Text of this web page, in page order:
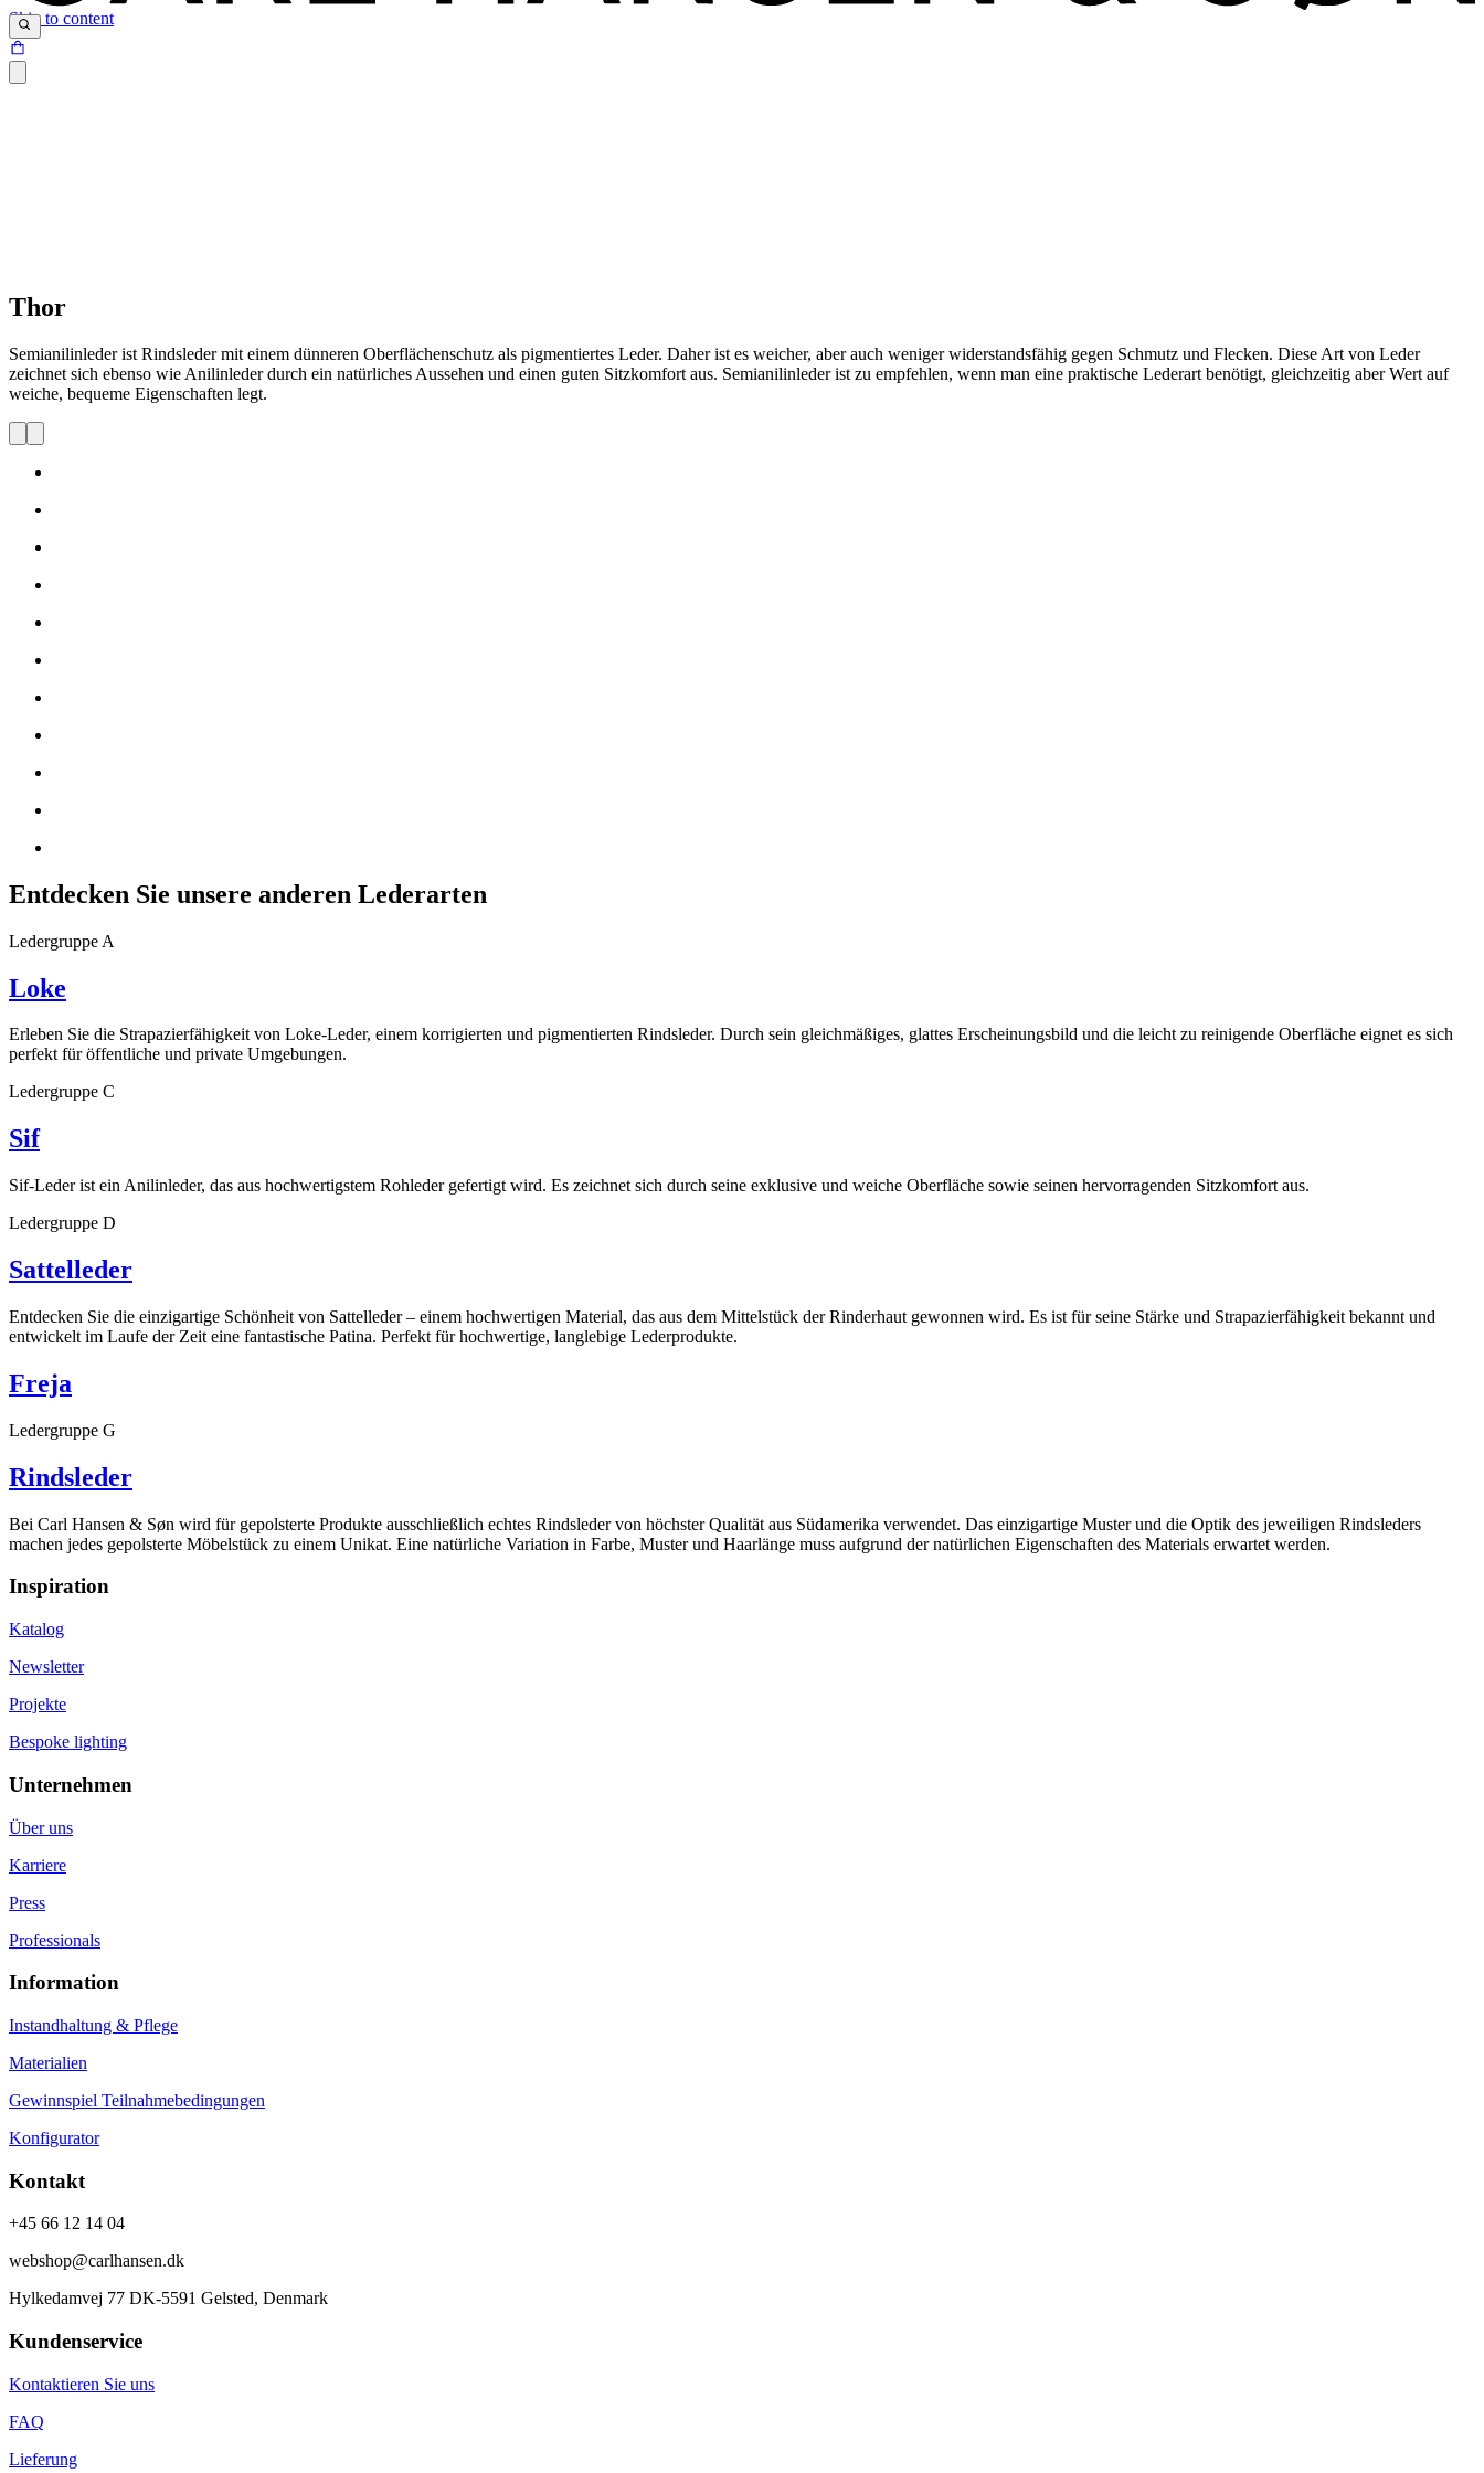
Skip to content
Thor
Semianilinleder ist Rindsleder mit einem dünneren Oberflächenschutz als pigmentiertes Leder. Daher ist es weicher, aber auch weniger widerstandsfähig gegen Schmutz und Flecken. Diese Art von Leder
zeichnet sich ebenso wie Anilinleder durch ein natürliches Aussehen und einen guten Sitzkomfort aus. Semianilinleder ist zu empfehlen, wenn man eine praktische Lederart benötigt, gleichzeitig aber Wert auf
weiche, bequeme Eigenschaften legt.
Entdecken Sie unsere anderen Lederarten
Ledergruppe A
Loke
Erleben Sie die Strapazierfähigkeit von Loke-Leder, einem korrigierten und pigmentierten Rindsleder. Durch sein gleichmäßiges, glattes Erscheinungsbild und die leicht zu reinigende Oberfläche eignet es sich
perfekt für öffentliche und private Umgebungen.
Ledergruppe C
Sif
Sif-Leder ist ein Anilinleder, das aus hochwertigstem Rohleder gefertigt wird. Es zeichnet sich durch seine exklusive und weiche Oberfläche sowie seinen hervorragenden Sitzkomfort aus.
Ledergruppe D
Sattelleder
Entdecken Sie die einzigartige Schönheit von Sattelleder – einem hochwertigen Material, das aus dem Mittelstück der Rinderhaut gewonnen wird. Es ist für seine Stärke und Strapazierfähigkeit bekannt und
entwickelt im Laufe der Zeit eine fantastische Patina. Perfekt für hochwertige, langlebige Lederprodukte.
Freja
Ledergruppe G
Rindsleder
Bei Carl Hansen & Søn wird für gepolsterte Produkte ausschließlich echtes Rindsleder von höchster Qualität aus Südamerika verwendet. Das einzigartige Muster und die Optik des jeweiligen Rindsleders
machen jedes gepolsterte Möbelstück zu einem Unikat. Eine natürliche Variation in Farbe, Muster und Haarlänge muss aufgrund der natürlichen Eigenschaften des Materials erwartet werden.
Inspiration
Katalog
Newsletter
Projekte
Bespoke lighting
Unternehmen
Über uns
Karriere
Press
Professionals
Information
Instandhaltung & Pflege
Materialien
Gewinnspiel Teilnahmebedingungen
Konfigurator
Kontakt
+45 66 12 14 04
webshop@carlhansen.dk
Hylkedamvej 77 DK-5591 Gelsted, Denmark
Kundenservice
Kontaktieren Sie uns
FAQ
Lieferung